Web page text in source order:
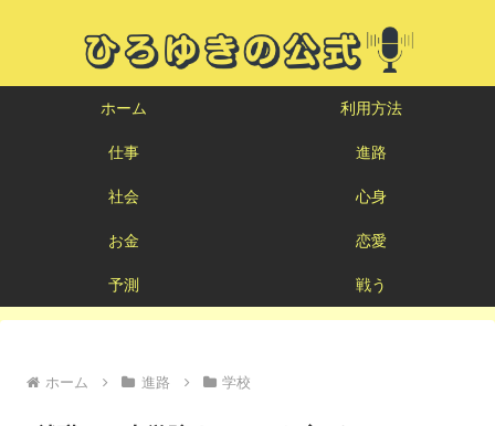
ホーム 利用方法
仕事 進路
社会 心身
お金 恋愛
予測 戦う
ホーム 進路 学校